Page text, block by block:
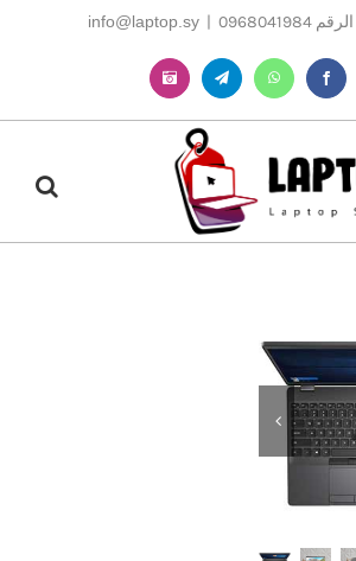
|
info@laptop.sy
Facebook
WhatsApp
Telegram
Instagram